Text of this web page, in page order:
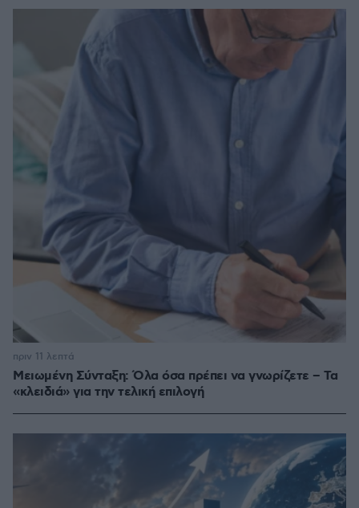
Μειωμένη Σύνταξη: Όλα όσα πρέπει να γνωρίζετε – Τα
«κλειδιά» για την τελική επιλογή
πριν 11 λεπτά